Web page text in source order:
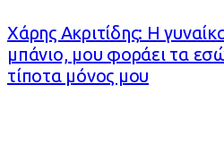
Χάρης Ακριτίδης: Η
μπάνιο, μου φοράει τα
τίποτα μόνος μου